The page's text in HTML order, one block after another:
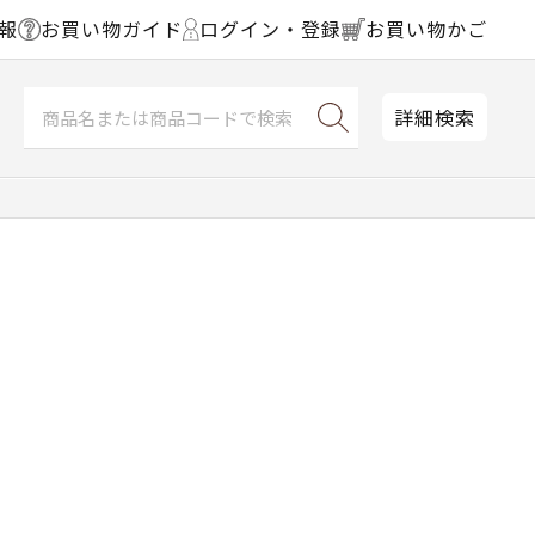
お買い物ガイド ログイン・登録 お買い物かご
詳細検索